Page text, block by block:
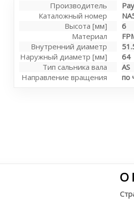
Производитель
Каталожный номер
Высота [мм]
6
Материал
Внутренний диаметр
Наружный диаметр [мм]
64
Тип сальника вала
AS
Направление вращения
по
О